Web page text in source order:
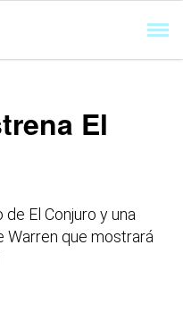
El
El Conjuro y una
Warren que mostrará